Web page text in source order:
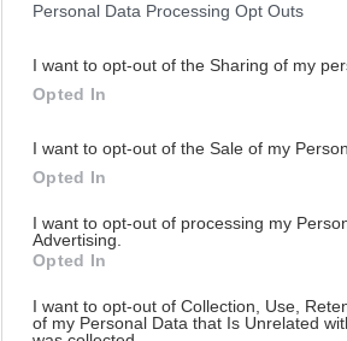
Personal Data Processing Opt Outs
I want to opt-out of the Sharing of my
Opted In
I want to opt-out of the Sale of my
Opted In
I want to opt-out of processing my
Advertising.
Opted In
I want to opt-out of Collection, Use,
of my Personal Data that Is Unrelated